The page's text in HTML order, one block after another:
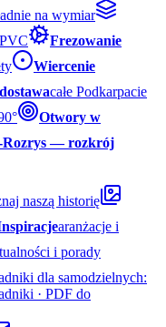
na wymiar
Frezowanie
Wiercenie
całe Podkarpacie
Otwory w
Rozrys — rozkrój
naszą historię
aranżacje i
i porady
dla samodzielnych:
· PDF do